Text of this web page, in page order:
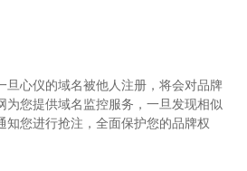
旦心仪的域名被他人注册，将会对品牌
为您提供域名监控服务，一旦发现相似
知您进行抢注，全面保护您的品牌权